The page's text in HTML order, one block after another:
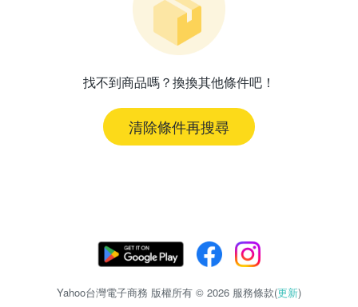
找不到商品嗎？換換其他條件吧！
清除條件再搜尋
Yahoo台灣電子商務 版權所有 © 2026 服務條款(更新)